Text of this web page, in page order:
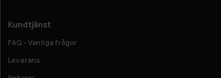
Kundtjänst
FAQ - Vanliga frågor
Leverans